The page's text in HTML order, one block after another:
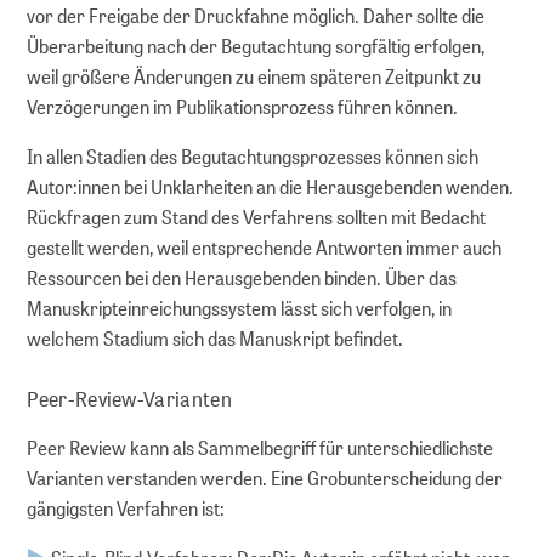
vor der Freigabe der Druckfahne möglich. Daher sollte die
Überarbeitung nach der Begutachtung sorgfältig erfolgen,
weil größere Änderungen zu einem späteren Zeitpunkt zu
Verzögerungen im Publikationsprozess führen können.
In allen Stadien des Begutachtungsprozesses können sich
Autor:innen bei Unklarheiten an die Herausgebenden wenden.
Rückfragen zum Stand des Verfahrens sollten mit Bedacht
gestellt werden, weil entsprechende Antworten immer auch
Ressourcen bei den Herausgebenden binden. Über das
Manuskripteinreichungssystem lässt sich verfolgen, in
welchem Stadium sich das Manuskript befindet.
Peer-Review-Varianten
Peer Review kann als Sammelbegriff für unterschiedlichste
Varianten verstanden werden. Eine Grobunterscheidung der
gängigsten Verfahren ist: